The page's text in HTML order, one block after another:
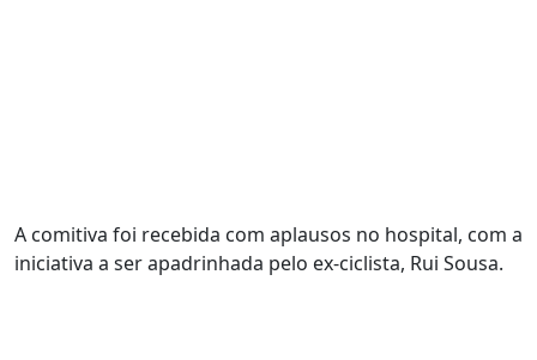
A comitiva foi recebida com aplausos no hospital, com a
iniciativa a ser apadrinhada pelo ex-ciclista, Rui Sousa.